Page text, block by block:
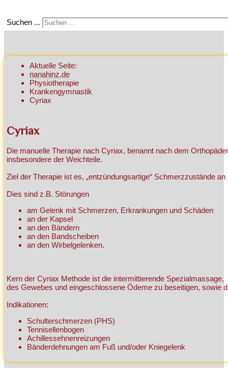
Suchen ...
Aktuelle Seite:
nanahinz.de
Physiotherapie
Krankengymnastik
Cyriax
Cyriax
Die manuelle Therapie nach Cyriax, benannt nach dem
insbesondere der Weichteile.
Ziel der Therapie ist es, „entzündungsartige“ Schmerzzustände
Dies sind z.B. Störungen
am Gelenk mit Schmerzen, Erkrankungen und Schäden
an der Kapsel
an den Bändern
an den Bandscheiben
an den Wirbelgelenken.
Kern der Cyriax Methode ist die intermittierende
des Gewebes und eingeschlossene Ödeme zu beseitigen, sowie
Indikationen:
Schulterschmerzen (PHS)
Tennisellenbogen
Achillessehnenreizungen
Bänderdehnungen am Fuß und/oder Kniegelenk